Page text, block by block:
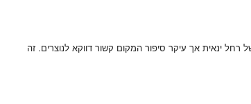
ינאית אך עיקר סיפור המקום קשור דווקא לנוצרים. זה